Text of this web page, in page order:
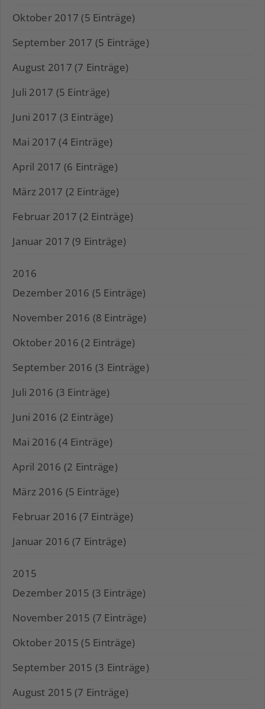
Oktober 2017 (5 Einträge)
September 2017 (5 Einträge)
August 2017 (7 Einträge)
Juli 2017 (5 Einträge)
Juni 2017 (3 Einträge)
Mai 2017 (4 Einträge)
April 2017 (6 Einträge)
März 2017 (2 Einträge)
Februar 2017 (2 Einträge)
Januar 2017 (9 Einträge)
2016
Dezember 2016 (5 Einträge)
November 2016 (8 Einträge)
Oktober 2016 (2 Einträge)
September 2016 (3 Einträge)
Juli 2016 (3 Einträge)
Juni 2016 (2 Einträge)
Mai 2016 (4 Einträge)
April 2016 (2 Einträge)
März 2016 (5 Einträge)
Februar 2016 (7 Einträge)
Januar 2016 (7 Einträge)
2015
Dezember 2015 (3 Einträge)
November 2015 (7 Einträge)
Oktober 2015 (5 Einträge)
September 2015 (3 Einträge)
August 2015 (7 Einträge)